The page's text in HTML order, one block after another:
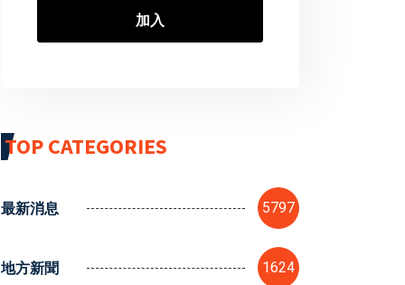
加入
TOP CATEGORIES
最新消息 5797
地方新聞 1624